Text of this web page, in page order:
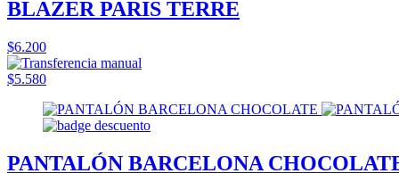
BLAZER PARIS TERRE
$6.200
$5.580
PANTALÓN BARCELONA